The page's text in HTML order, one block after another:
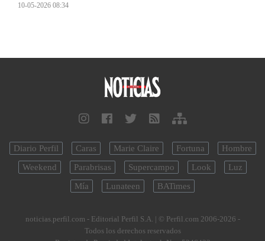
10-05-2026 08:34
Diario Perfil Caras Marie Claire Fortuna
Hombre
Weekend
Parabrisas Supercampo Look
Luz
Mía
Lunateen BATimes
noticias.perfil.com - Editorial Perfil S.A. | © Perfil.com 2006-2026 -
Todos los derechos reservados